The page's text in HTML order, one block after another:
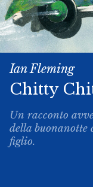
Ian Fleming
Chitty­
Un racconto
della buonanotte
figlio.